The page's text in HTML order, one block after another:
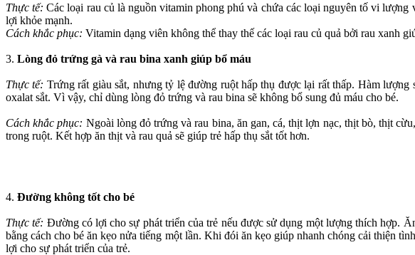
Thực tế: Các loại rau củ là nguồn vitamin phong phú và chứa các loại nguyên tố vi
lợi khỏe mạnh.
Cách khắc phục: Vitamin dạng viên không thể thay thế các loại rau củ quả bởi rau xanh
3. Lòng đỏ trứng gà và rau bina xanh giúp bổ máu
Thực tế: Trứng rất giàu sắt, nhưng tỷ lệ đường ruột hấp thụ được lại rất thấp. Hàm
oxalat sắt. Vì vậy, chỉ dùng lòng đỏ trứng và rau bina sẽ không bổ sung đủ máu cho bé.
Cách khắc phục: Ngoài lòng đỏ trứng và rau bina, ăn gan, cá, thịt lợn nạc, thịt bò, thịt
trong ruột. Kết hợp ăn thịt và rau quả sẽ giúp trẻ hấp thụ sắt tốt hơn.
4. Đường không tốt cho bé
Thực tế: Đường có lợi cho sự phát triển của trẻ nếu được sử dụng một lượng thích hợp.
bằng cách cho bé ăn kẹo nửa tiếng một lần. Khi đói ăn kẹo giúp nhanh chóng cải thiện
lợi cho sự phát triển của trẻ.